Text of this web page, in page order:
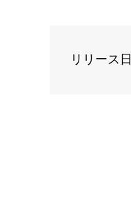
リリース日